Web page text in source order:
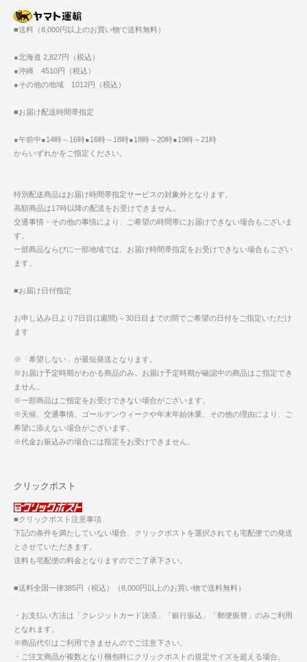
■送料（8,000円以上のお買い物で送料無料）
●北海道 2,827円（税込）
●沖縄 4510円（税込）
●その他の地域 1012円（税込）
■お届け配送時間帯指定
●午前中●14時～16時●16時～18時●18時～20時●19時～21時
からいずれかをご指定ください。
特別配送商品はお届け時間帯指定サービスの対象外となります。
高額商品は17時以降の配送をお受けできません。
交通事情・その他の事情により、ご希望の時間帯にお届けできない場合もございま
す。
一部商品ならびに一部地域では、お届け時間帯指定をお受けできない場合もござい
ます。
■お届け日付指定
お申し込み日より7日目(1週間)～30日目までの間でご希望の日付をご指定いただけ
ます
※「希望しない」が最短発送となります。
※お届け予定時期がわかる商品のみ。お届け予定時期が確認中の商品はご指定でき
ません。
※一部商品はご指定をお受けできない場合がございます。
※天候、交通事情、ゴールデンウィークや年末年始休業、その他の理由により、ご
希望に添えない場合がございます。
※代金お振込みの場合には指定をお受けできません。
クリックポスト
■クリックポスト注意事項
下記の条件を満たしていない場合、クリックポストを選択されても宅配便での発送
とさせていただきます。
送料も宅配便の料金となりますのでご了承下さい。
■送料全国一律385円（税込）（8,000円以上のお買い物で送料無料）
・お支払い方法は「クレジットカード決済」「銀行振込」「郵便振替」のみご利用
となれます。
※商品代引はご利用できませんのでご注意下さい。
・ご注文商品が複数となり梱包時にクリックポストの規定サイズを超える場合。